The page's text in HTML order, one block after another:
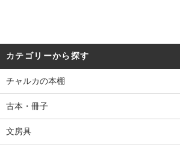
カテゴリーから探す
チャルカの本棚
古本・冊子
文房具